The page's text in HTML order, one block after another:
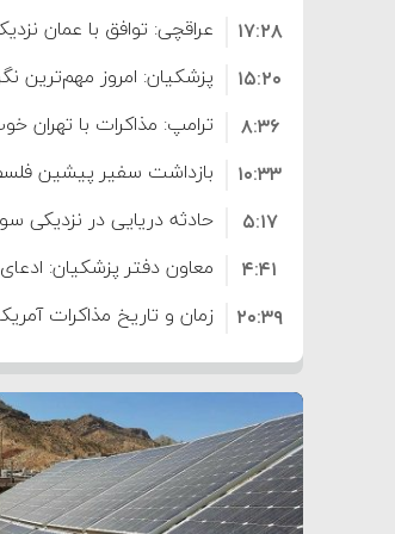
عراقچی: توافق با عمان نزدیک است/
۱۷:۲۸
پزشکیان: امروز مهم‌ترین
۱۵:۲۰
ترامپ: مذاکرات با
۸:۳۶
بازداشت سفیر پیشین
۱۰:۳۳
حادثه دریایی در نزدیکی
۵:۱۷
معاون دفتر پزشکیان:
است
۴:۴۱
زمان و تاریخ مذاکرات
۲۰:۳۹
وزیر جنگ آمریکا: ماشین
۶:۵۰
موافقت ترامپ با لغو حمله
۶:۲۱
هشدار عراقچی به همتای
۲:۱۵
مقام ارشد امنیتی: برنامه
۷:۱۰